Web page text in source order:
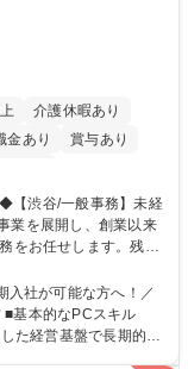
介護休暇あり
金あり
賞与あり
をお任せします。残業
ため、WLBを整えたい
す。 【業務詳細】■電
入力や書類作成 ■契約
入社が可能な方へ！／
■基本的なPCスキル